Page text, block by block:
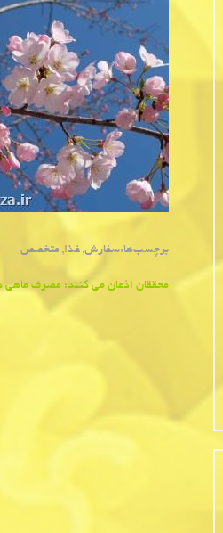
برچسب‌ها:سفارش, غذا, متخصص
Post
محققان اذعان می كنند؛ مصرف ماهی